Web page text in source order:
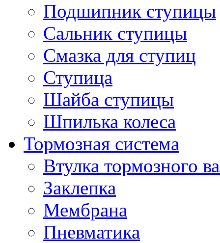
Подшипник ступицы
Сальник ступицы
Смазка для ступиц
Ступица
Шайба ступицы
Шпилька колеса
Тормозная система
Втулка тормозного
Заклепка
Мембрана
Пневматика